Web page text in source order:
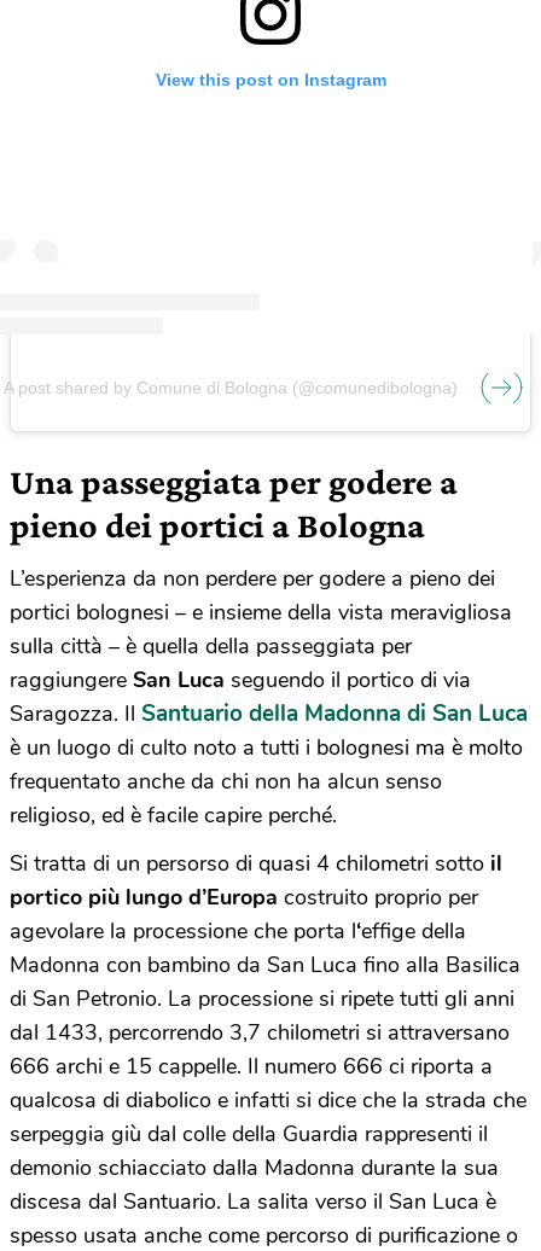
View this post on Instagram
A post shared by Comune di Bologna (@comunedibologna)
Una passeggiata per godere a
pieno dei portici a Bologna
L’esperienza da non perdere per godere a pieno dei
portici bolognesi – e insieme della vista meravigliosa
sulla città – è quella della passeggiata per
raggiungere San Luca seguendo il portico di via
Saragozza. Il Santuario della Madonna di San Luca
è un luogo di culto noto a tutti i bolognesi ma è molto
frequentato anche da chi non ha alcun senso
religioso, ed è facile capire perché.
Si tratta di un persorso di quasi 4 chilometri sotto il
portico più lungo d’Europa costruito proprio per
agevolare la processione che porta l‘effige della
Madonna con bambino da San Luca fino alla Basilica
di San Petronio. La processione si ripete tutti gli anni
dal 1433, percorrendo 3,7 chilometri si attraversano
666 archi e 15 cappelle. Il numero 666 ci riporta a
qualcosa di diabolico e infatti si dice che la strada che
serpeggia giù dal colle della Guardia rappresenti il
demonio schiacciato dalla Madonna durante la sua
discesa dal Santuario. La salita verso il San Luca è
spesso usata anche come percorso di purificazione o